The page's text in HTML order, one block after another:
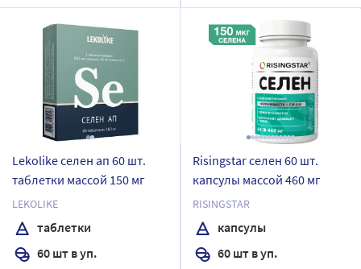
Lekolike селен ап 60 шт.
таблетки массой 150 мг
LEKOLIKE
таблетки
60 шт в уп.
Risingstar селен 60 шт.
капсулы массой 460 мг
RISINGSTAR
капсулы
60 шт в уп.